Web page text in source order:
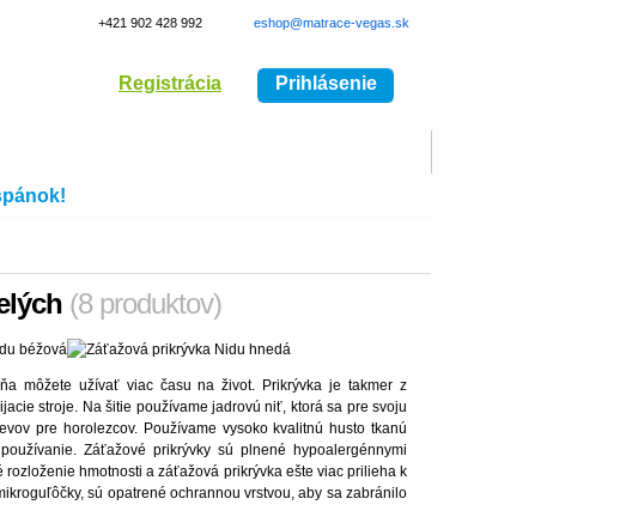
(8 produktov)
môžete užívať viac času na život. Prikrývka je takmer z
stroje. Na šitie používame jadrovú niť, ktorá sa pre svoju
pre horolezcov. Používame vysoko kvalitnú husto tkanú
Záťažové prikrývky sú plnené hypoalergénnymi
hmotnosti a záťažová prikrývka ešte viac prilieha k
sú opatrené ochrannou vrstvou, aby sa zabránilo
+421 902 428 992 eshop@matrace-vegas.sk
Registrácia Prihlásenie